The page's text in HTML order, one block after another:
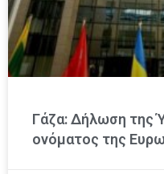
Γάζα: Δήλωση της
ονόματος της